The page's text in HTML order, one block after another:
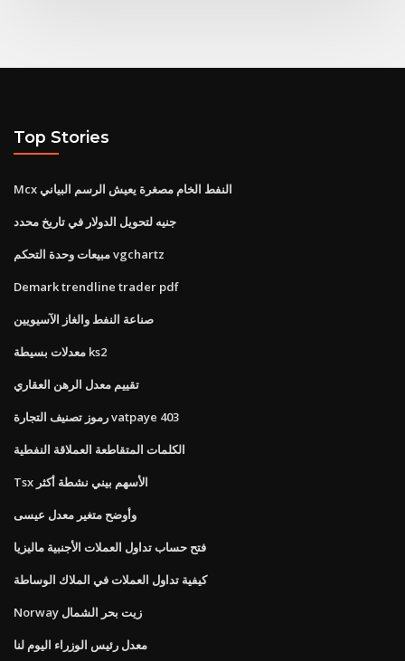
Top Stories
Mcx النفط الخام مصغرة يعيش الرسم البياني
جنيه لتحويل الدولار في تاريخ محدد
مبيعات وحدة التحكم vgchartz
Demark trendline trader pdf
صناعة النفط والغاز الآسيويين
معدلات بسيطة ks2
تقييم معدل الرهن العقاري
رموز تصنيف التجارة vatpaye 403
الكلمات المتقاطعة العملاقة النفطية
Tsx الأسهم بيني نشطة أكثر
وأوضح متغير معدل عيسى
فتح حساب تداول العملات الأجنبية ماليزيا
كيفية تداول العملات في الملاك الوساطة
Norway زيت بحر الشمال
معدل رئيس الوزراء اليوم لنا